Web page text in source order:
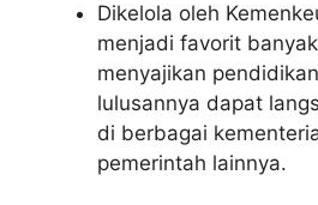
Dikelola oleh
menjadi favorit
menyajikan
lulusannya dapat
di berbagai
pemerintah lainnya.